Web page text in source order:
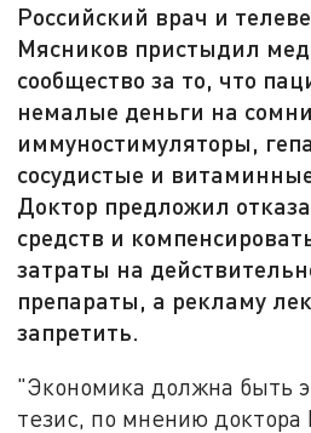
Российский врач и
Мясников пристыдил
сообщество за то, что
немалые деньги на
иммуностимуляторы,
сосудистые и
Доктор предложил
средств и
затраты на
препараты, а рекламу
запретить.
"Экономика должна быть
тезис, по мнению доктора